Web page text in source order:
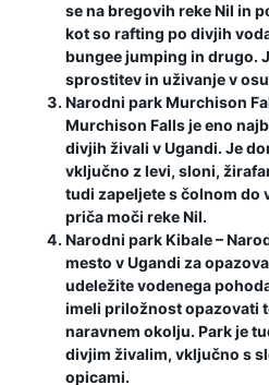
se na bregovih reke Nil in
kot so rafting po divjih
bungee jumping in drugo.
sprostitev in uživanje v
Narodni park Murchison
Murchison Falls je eno
divjih živali v Ugandi. Je
vključno z levi, sloni,
tudi zapeljete s čolnom do
priča moči reke Nil.
Narodni park Kibale–
mesto v Ugandi za
udeležite vodenega
imeli priložnost opazovati
naravnem okolju. Park je
divjim živalim, vključno s
opicami.